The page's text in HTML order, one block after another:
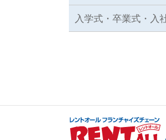
入学式・卒業式・入